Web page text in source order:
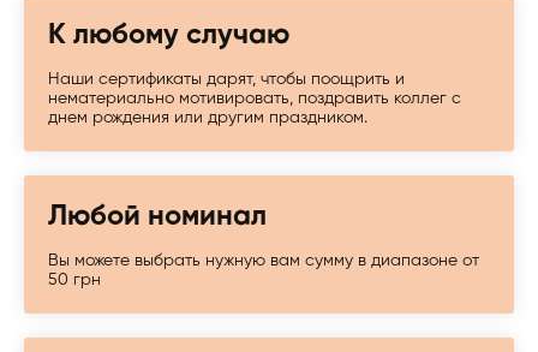
К любому случаю
Наши сертификаты дарят, чтобы поощрить и
нематериально мотивировать, поздравить коллег с
днем рождения или другим праздником.
Любой номинал
Вы можете выбрать нужную вам сумму в диапазоне от
50 грн